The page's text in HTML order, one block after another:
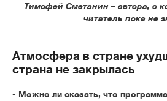
Тимофей Сметанин – автора, с
читатель пока не
Атмосфера в стране
страна не закрылась
- Можно ли сказать, что